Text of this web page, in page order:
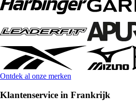
Ontdek al onze merken
Klantenservice in Frankrijk